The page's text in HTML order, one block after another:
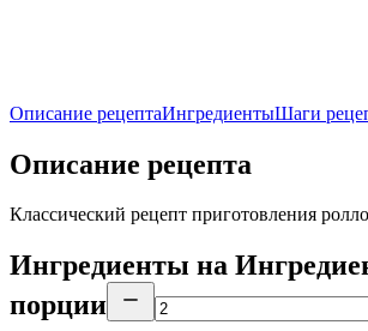
Описание рецептаИнгредиентыШаги
Описание рецепта
Классический рецепт приготовления
Ингредиенты на
порции